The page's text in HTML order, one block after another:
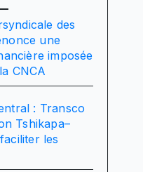
des
une
imposée
CNCA
: Transco
Tshikapa–
les